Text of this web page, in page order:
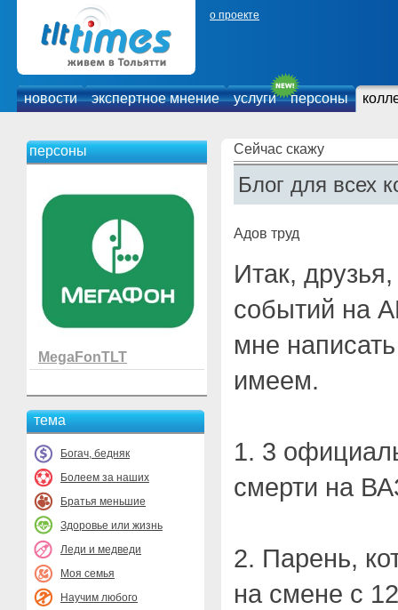
о проекте
новости экспертное мнение услуги персоны
персоны
MegaFonTLT
тема
Богач, бедняк
Болеем за наших
Братья меньшие
Здоровье или жизнь
Леди и медведи
Моя семья
Научим любого
Сейчас скажу
Блог для всех
Адов труд
Итак,
событий на
мне
имеем.
1. 3
смерти на
2. Парень,
на смене с